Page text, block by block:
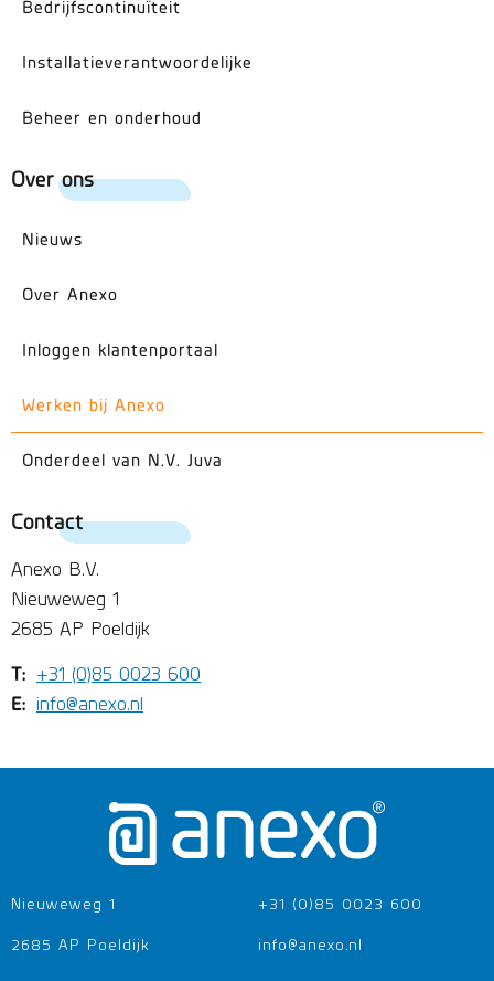
Bedrijfscontinuïteit
Installatieverantwoordelijke
Beheer en onderhoud
Over ons
Nieuws
Over Anexo
Inloggen klantenportaal
Werken bij Anexo
Onderdeel van N.V. Juva
Contact
Anexo B.V.
Nieuweweg 1
2685 AP Poeldijk
T: +31 (0)85 0023 600
E: info@anexo.nl
Nieuweweg 1
2685 AP Poeldijk
+31 (0)85 0023 600
info@anexo.nl